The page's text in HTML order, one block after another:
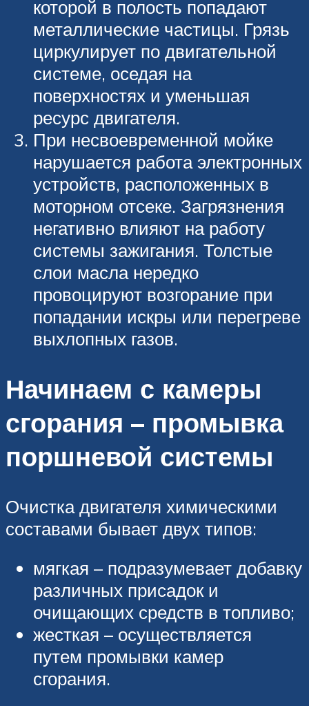
которой в полость попадают
металлические частицы. Грязь
циркулирует по двигательной
системе, оседая на
поверхностях и уменьшая
ресурс двигателя.
При несвоевременной мойке
нарушается работа электронных
устройств, расположенных в
моторном отсеке. Загрязнения
негативно влияют на работу
системы зажигания. Толстые
слои масла нередко
провоцируют возгорание при
попадании искры или перегреве
выхлопных газов.
Начинаем с камеры
сгорания – промывка
поршневой системы
Очистка двигателя химическими
составами бывает двух типов:
мягкая – подразумевает добавку
различных присадок и
очищающих средств в топливо;
жесткая – осуществляется
путем промывки камер
сгорания.